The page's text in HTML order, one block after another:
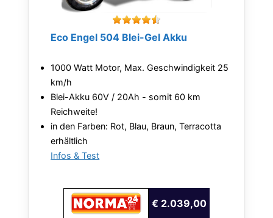
Eco Engel 504 Blei-Gel Akku
1000 Watt Motor, Max. Geschwindigkeit 25
km/h
Blei-Akku 60V / 20Ah - somit 60 km
Reichweite!
in den Farben: Rot, Blau, Braun, Terracotta
erhältlich
Infos & Test
€ 2.039,00